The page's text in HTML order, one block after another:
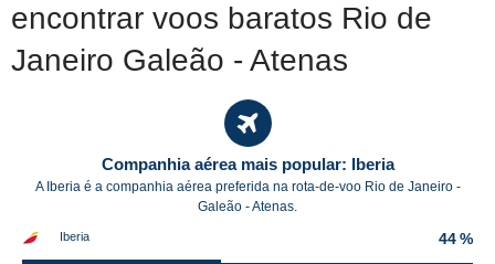
encontrar voos baratos Rio de
Janeiro Galeão - Atenas
Companhia aérea mais popular: Iberia
A Iberia é a companhia aérea preferida na rota-de-voo Rio de Janeiro -
Galeão - Atenas.
Iberia 44 %